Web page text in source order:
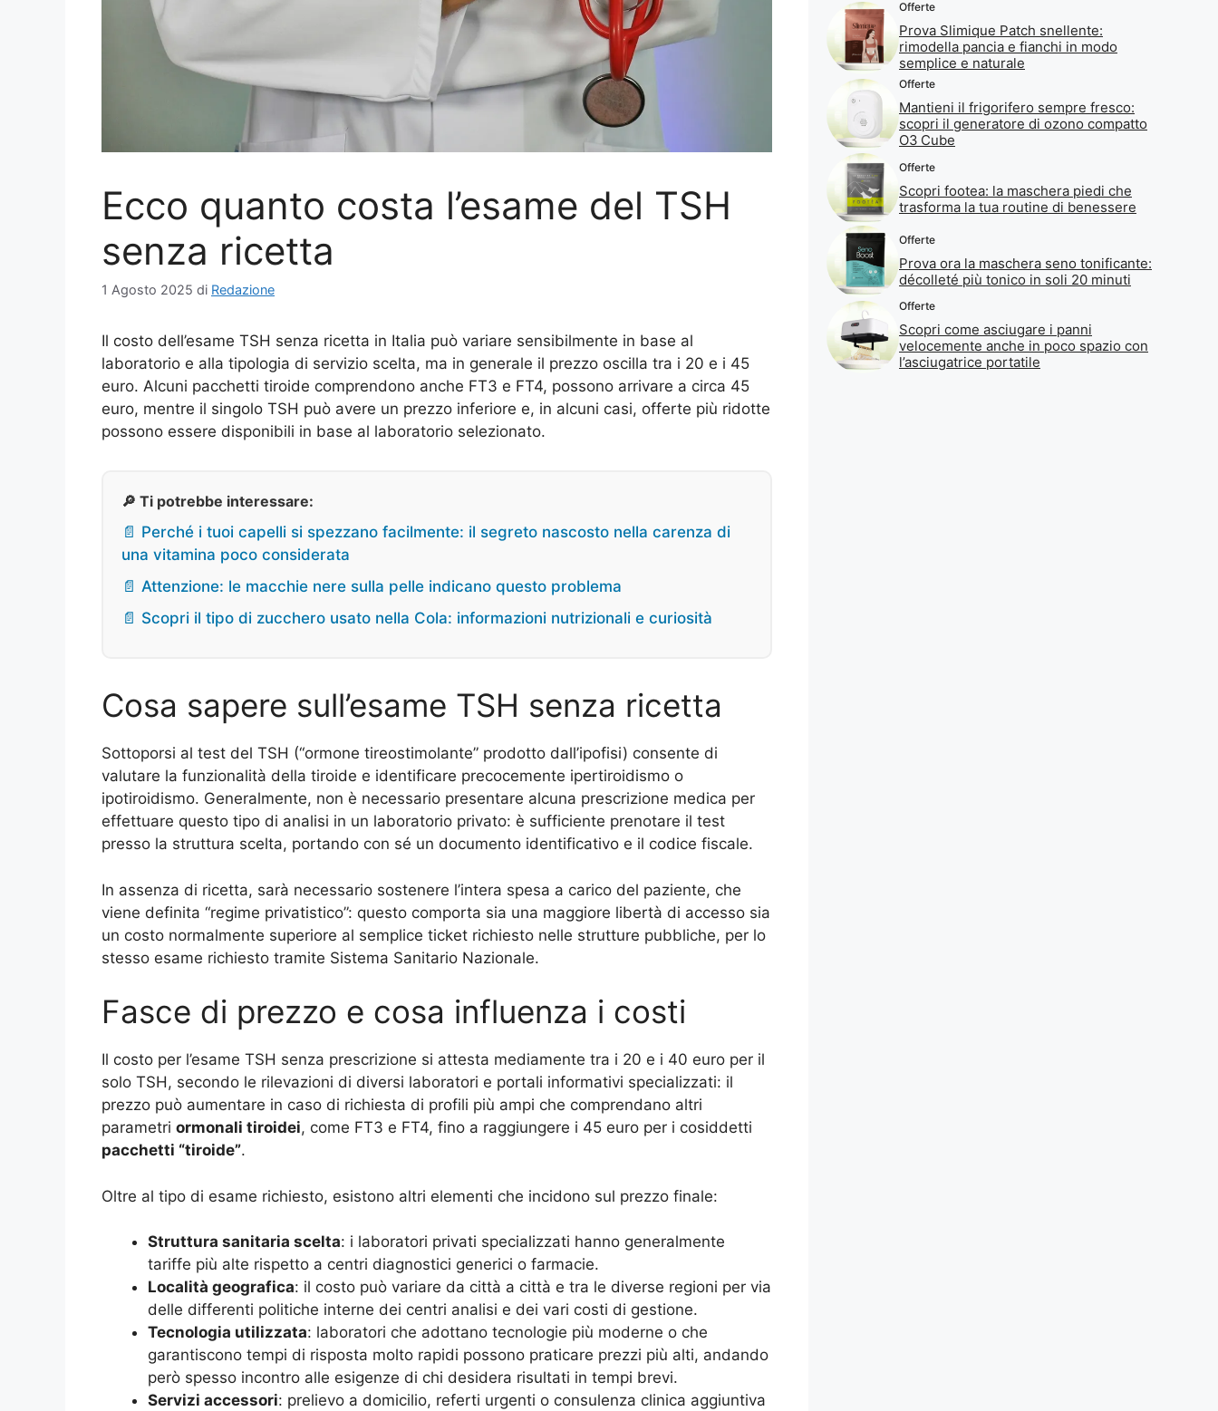
Ecco quanto costa l’esame del TSH
senza ricetta
1 Agosto 2025 di Redazione
Il costo dell’esame TSH senza ricetta in Italia può variare sensibilmente in base al
laboratorio e alla tipologia di servizio scelta, ma in generale il prezzo oscilla tra i 20 e i 45
euro. Alcuni pacchetti tiroide comprendono anche FT3 e FT4, possono arrivare a circa 45
euro, mentre il singolo TSH può avere un prezzo inferiore e, in alcuni casi, offerte più ridotte
possono essere disponibili in base al laboratorio selezionato.
🔎 Ti potrebbe interessare:
📄 Perché i tuoi capelli si spezzano facilmente: il segreto nascosto nella carenza di
una vitamina poco considerata
📄 Attenzione: le macchie nere sulla pelle indicano questo problema
📄 Scopri il tipo di zucchero usato nella Cola: informazioni nutrizionali e curiosità
Cosa sapere sull’esame TSH senza ricetta
Sottoporsi al test del TSH (“ormone tireostimolante” prodotto dall’ipofisi) consente di
valutare la funzionalità della tiroide e identificare precocemente ipertiroidismo o
ipotiroidismo. Generalmente, non è necessario presentare alcuna prescrizione medica per
effettuare questo tipo di analisi in un laboratorio privato: è sufficiente prenotare il test
presso la struttura scelta, portando con sé un documento identificativo e il codice fiscale.
In assenza di ricetta, sarà necessario sostenere l’intera spesa a carico del paziente, che
viene definita “regime privatistico”: questo comporta sia una maggiore libertà di accesso sia
un costo normalmente superiore al semplice ticket richiesto nelle strutture pubbliche, per lo
stesso esame richiesto tramite Sistema Sanitario Nazionale.
Fasce di prezzo e cosa influenza i costi
Il costo per l’esame TSH senza prescrizione si attesta mediamente tra i 20 e i 40 euro per il
solo TSH, secondo le rilevazioni di diversi laboratori e portali informativi specializzati: il
prezzo può aumentare in caso di richiesta di profili più ampi che comprendano altri
parametri ormonali tiroidei, come FT3 e FT4, fino a raggiungere i 45 euro per i cosiddetti
pacchetti “tiroide”.
Oltre al tipo di esame richiesto, esistono altri elementi che incidono sul prezzo finale:
Struttura sanitaria scelta: i laboratori privati specializzati hanno generalmente
tariffe più alte rispetto a centri diagnostici generici o farmacie.
Località geografica: il costo può variare da città a città e tra le diverse regioni per via
delle differenti politiche interne dei centri analisi e dei vari costi di gestione.
Tecnologia utilizzata: laboratori che adottano tecnologie più moderne o che
garantiscono tempi di risposta molto rapidi possono praticare prezzi più alti, andando
però spesso incontro alle esigenze di chi desidera risultati in tempi brevi.
Servizi accessori: prelievo a domicilio, referti urgenti o consulenza clinica aggiuntiva
Offerte
Prova Slimique Patch snellente:
rimodella pancia e fianchi in modo
semplice e naturale
Offerte
Mantieni il frigorifero sempre fresco:
scopri il generatore di ozono compatto
O3 Cube
Offerte
Scopri footea: la maschera piedi che
trasforma la tua routine di benessere
Offerte
Prova ora la maschera seno tonificante:
décolleté più tonico in soli 20 minuti
Offerte
Scopri come asciugare i panni
velocemente anche in poco spazio con
l’asciugatrice portatile